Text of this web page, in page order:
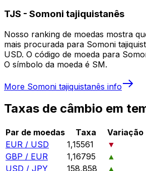
TJS - Somoni tajiquistanês
Nosso ranking de moedas mostra
mais procurada para Somoni
USD. O código de moeda para
O símbolo da moeda é SM.
More Somoni tajiquistanês info
Taxas de câmbio em
Par de moedas Taxa
Variação
EUR / USD
1,15561
▼
GBP / EUR
1,16795
▲
USD / JPY
158,858
▲